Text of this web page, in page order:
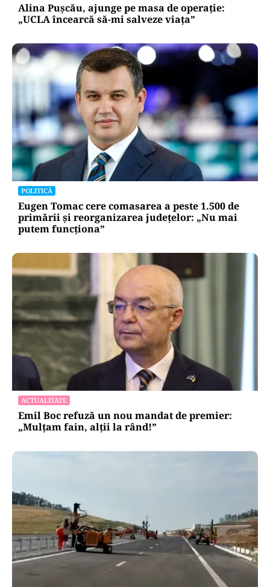
Alina Pușcău, ajunge pe masa de operație:
„UCLA încearcă să-mi salveze viața”
POLITICĂ
Eugen Tomac cere comasarea a peste 1.500 de
primării și reorganizarea județelor: „Nu mai
putem funcționa”
ACTUALITATE
Emil Boc refuză un nou mandat de premier:
„Mulțam fain, alții la rând!”